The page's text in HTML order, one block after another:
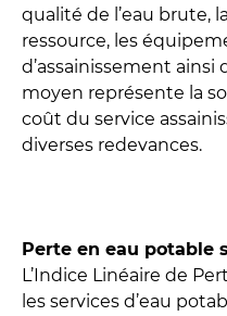
qualité de l’eau brute,
ressource, les
d’assainissement
moyen représente la
coût du service
diverses redevances.
Perte en eau potable
L’Indice Linéaire de
les services d’eau